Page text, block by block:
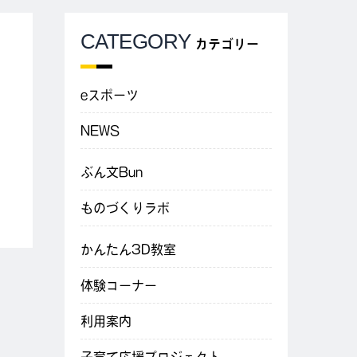
CATEGORY カテゴリー
eスポーツ
NEWS
ぶん文Bun
ものづくりラボ
かんたん3D教室
体験コーナー
利用案内